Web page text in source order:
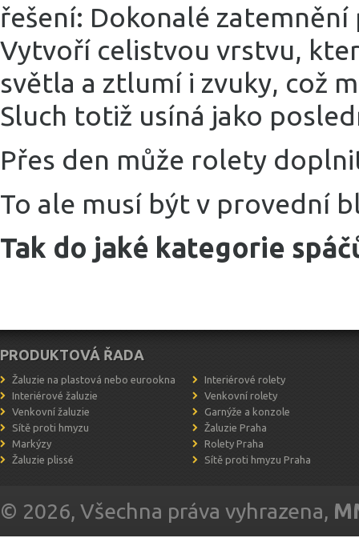
řešení: Dokonalé
Vytvoří celistvou vrstvu,
světla a ztlumí i zvuky, což
Sluch totiž usíná jako
Přes den může rolety
To ale musí být v provední
Tak do jaké kategorie
PRODUKTOVÁ ŘADA
Žaluzie na plastová nebo eurookna
Interiérové rolety
Interiérové žaluzie
Venkovní rolety
Venkovní žaluzie
Garnýže a konzole
Sítě proti hmyzu
Žaluzie Praha
Markýzy
Rolety Praha
Žaluzie plissé
Sítě proti hmyzu Praha
© 2026, Všechna práva vyhrazena,